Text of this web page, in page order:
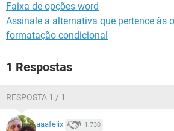
Faixa de opções word
Assinale a alternativa que pertence às
formatação condicional
1 Respostas
RESPOSTA 1 / 1
aaafelix 1.730